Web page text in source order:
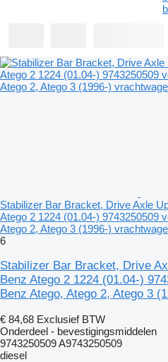
Stabilizer Bar Bracket, Drive Axle
Atego 2 1224 (01.04-) 9743250509
Atego 2, Atego 3 (1996-)
6
Stabilizer Bar Bracket, Drive
Benz Atego 2 1224 (01.04-)
Benz Atego, Atego 2, Atego 3
€ 84,68 Exclusief BTW
Onderdeel - bevestigingsmiddelen
9743250509 A9743250509
diesel